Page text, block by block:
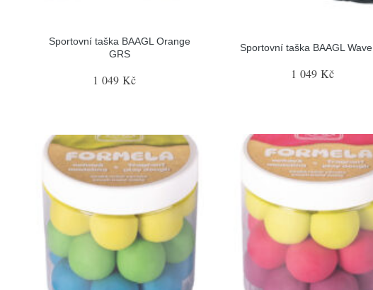
Sportovní taška BAAGL Orange
GRS
1 049 Kč
Sportovní taška BAAGL
1 049 Kč